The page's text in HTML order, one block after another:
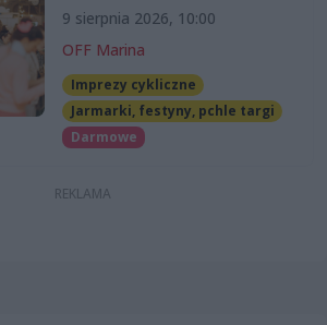
9 sierpnia 2026, 10:00
OFF Marina
Imprezy cykliczne
Jarmarki, festyny, pchle targi
Darmowe